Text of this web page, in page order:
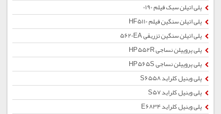
پلی اتیلن سبک فیلم 0190
پلی اتیلن سنگین فیلم HF5110
پلی اتیلن سنگین تزریقی 5620EA
پلی پروپیلن نساجی HP552R
پلی پروپیلن نساجی HP565S
پلی وینیل کلراید S6558
پلی وینیل کلراید S57
پلی وینیل کلراید E6834